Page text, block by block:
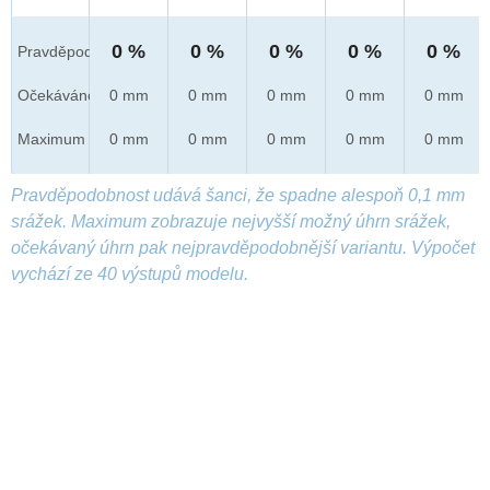
Pravděpod.
Očekáváno
Maximum
0 %
0 mm
0 mm
0 %
0 mm
0 mm
0 %
0 mm
0 mm
0 %
0 mm
0 mm
0 %
0 mm
0 mm
Pravděpodobnost udává šanci, že spadne alespoň 0,1 mm
srážek. Maximum zobrazuje nejvyšší možný úhrn srážek,
očekávaný úhrn pak nejpravděpodobnější variantu. Výpočet
vychází ze 40 výstupů modelu.